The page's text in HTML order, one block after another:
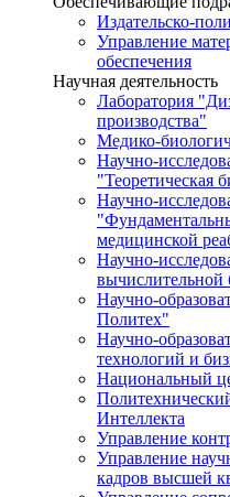
Издательско-
Управление
обеспечения
Научная деятельность
Лаборатория
производства"
Медико-
Научно-
"Теоретическая
Научно-
медицинской
Научно-
вычислительной
Научно-
Политех"
Научно-
технологий и
Национальный
Интеллекта
Управление
Управление
кадров высшей